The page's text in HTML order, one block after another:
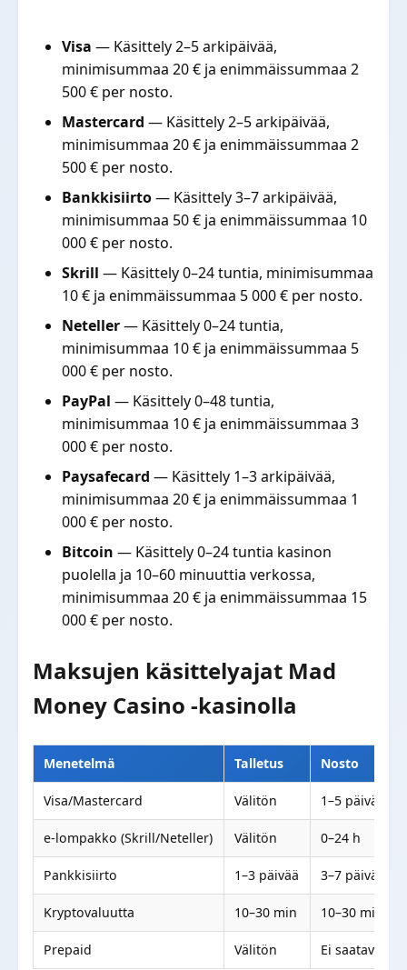
Visa — Käsittely 2–5 arkipäivää,
minimisummaa 20 € ja enimmäissummaa 2
500 € per nosto.
Mastercard — Käsittely 2–5 arkipäivää,
minimisummaa 20 € ja enimmäissummaa 2
500 € per nosto.
Bankkisiirto— Käsittely 3–7 arkipäivää,
minimisummaa 50 € ja enimmäissummaa 10
000 € per nosto.
Skrill — Käsittely 0–24 tuntia, minimisummaa
10 € ja enimmäissummaa 5 000 € per nosto.
Neteller— Käsittely 0–24 tuntia,
minimisummaa 10 € ja enimmäissummaa 5
000 € per nosto.
PayPal — Käsittely 0–48 tuntia,
minimisummaa 10 € ja enimmäissummaa 3
000 € per nosto.
Paysafecard — Käsittely 1–3 arkipäivää,
minimisummaa 20 € ja enimmäissummaa 1
000 € per nosto.
Bitcoin — Käsittely 0–24 tuntia kasinon
puolella ja 10–60 minuuttia verkossa,
minimisummaa 20 € ja enimmäissummaa 15
000 € per nosto.
Maksujen käsittelyajat Mad
Money Casino -kasinolla
Menetelmä Talletus Nosto
Visa/Mastercard Välitön 1–5 päivää
e-lompakko (Skrill/Neteller) Välitön 0–24 h
Pankkisiirto 1–3 päivää 3–7 päivää
Kryptovaluutta 10–30 min 10–30 min
Prepaid Välitön Ei saatavilla